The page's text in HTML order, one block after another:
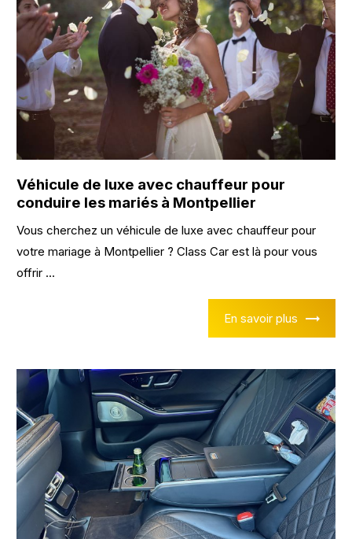
Véhicule de luxe avec chauffeur pour
conduire les mariés à Montpellier
Vous cherchez un véhicule de luxe avec chauffeur pour
votre mariage à Montpellier ? Class Car est là pour vous
offrir ...
En savoir plus